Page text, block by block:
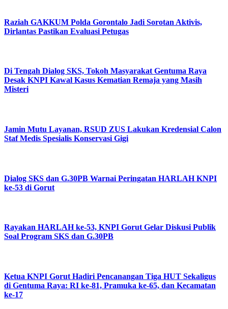
Raziah GAKKUM Polda Gorontalo Jadi Sorotan Aktivis,
Dirlantas Pastikan Evaluasi Petugas
Di Tengah Dialog SKS, Tokoh Masyarakat Gentuma Raya
Desak KNPI Kawal Kasus Kematian Remaja yang Masih
Misteri
Jamin Mutu Layanan, RSUD ZUS Lakukan Kredensial Calon
Staf Medis Spesialis Konservasi Gigi
Dialog SKS dan G.30PB Warnai Peringatan HARLAH KNPI
ke-53 di Gorut
Rayakan HARLAH ke-53, KNPI Gorut Gelar Diskusi Publik
Soal Program SKS dan G.30PB
Ketua KNPI Gorut Hadiri Pencanangan Tiga HUT Sekaligus
di Gentuma Raya: RI ke-81, Pramuka ke-65, dan Kecamatan
ke-17